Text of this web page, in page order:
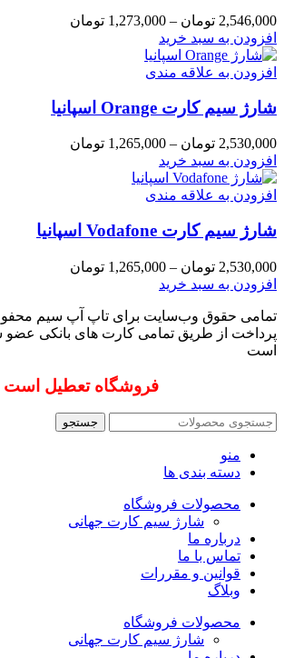
2,546,000 تومان –
1,273,000 تومان
افزودن به سبد خرید
محصول
دارای
مختلفی
باشد.
ها
ممکن
در
محصول
انتخاب
شوند
افزودن به علاقه مندی
شارژ سیم کارت Orange اسپانیا
2,530,000 تومان –
1,265,000 تومان
افزودن به سبد خرید
محصول
دارای
مختلفی
باشد.
ممکن
است
محصول
انتخاب
شوند
افزودن به علاقه مندی
شارژ سیم کارت Vodafone اسپانیا
2,530,000 تومان –
1,265,000 تومان
through
2,530,000 تومان
افزودن به سبد خرید
دارای
انواع
باشد.
محصول
انتخاب
تمامی حقوق وب‌سایت برای تاپ آپ سیم
پرداخت از طریق تمامی کارت های بانکی عضو
است
فروشگاه تعطیل است
جستجو
منو
دسته بندی ها
محصولات فروشگاه
شارژ سیم کارت جهانی
درباره ما
تماس با ما
قوانین و مقررات
وبلاگ
محصولات فروشگاه
شارژ سیم کارت جهانی